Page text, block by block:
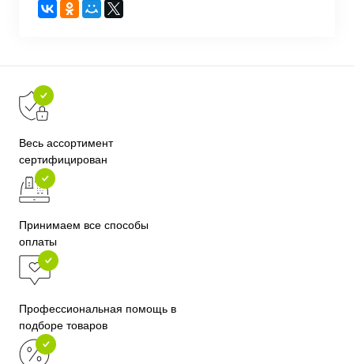
Весь ассортимент
сертифицирован
Принимаем все способы
оплаты
Профессиональная помощь в
подборе товаров